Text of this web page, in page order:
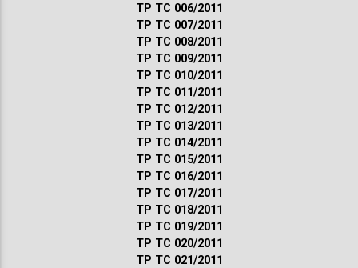
ТР ТС 006/2011
ТР ТС 007/2011
ТР ТС 008/2011
ТР ТС 009/2011
ТР ТС 010/2011
ТР ТС 011/2011
ТР ТС 012/2011
ТР ТС 013/2011
ТР ТС 014/2011
ТР ТС 015/2011
ТР ТС 016/2011
ТР ТС 017/2011
ТР ТС 018/2011
ТР ТС 019/2011
ТР ТС 020/2011
ТР ТС 021/2011